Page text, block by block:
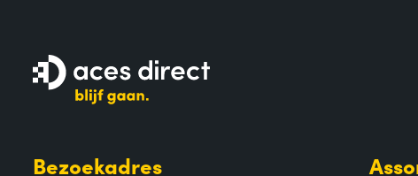
Bezoekadres